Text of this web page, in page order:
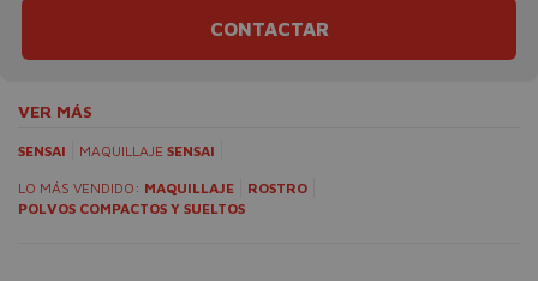
CONTACTAR
VER MÁS
SENSAI MAQUILLAJE SENSAI
LO MÁS VENDIDO: MAQUILLAJE
ROSTRO
POLVOS COMPACTOS Y SUELTOS